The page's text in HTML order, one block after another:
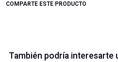
COMPARTE ESTE PRODUCTO
También podría